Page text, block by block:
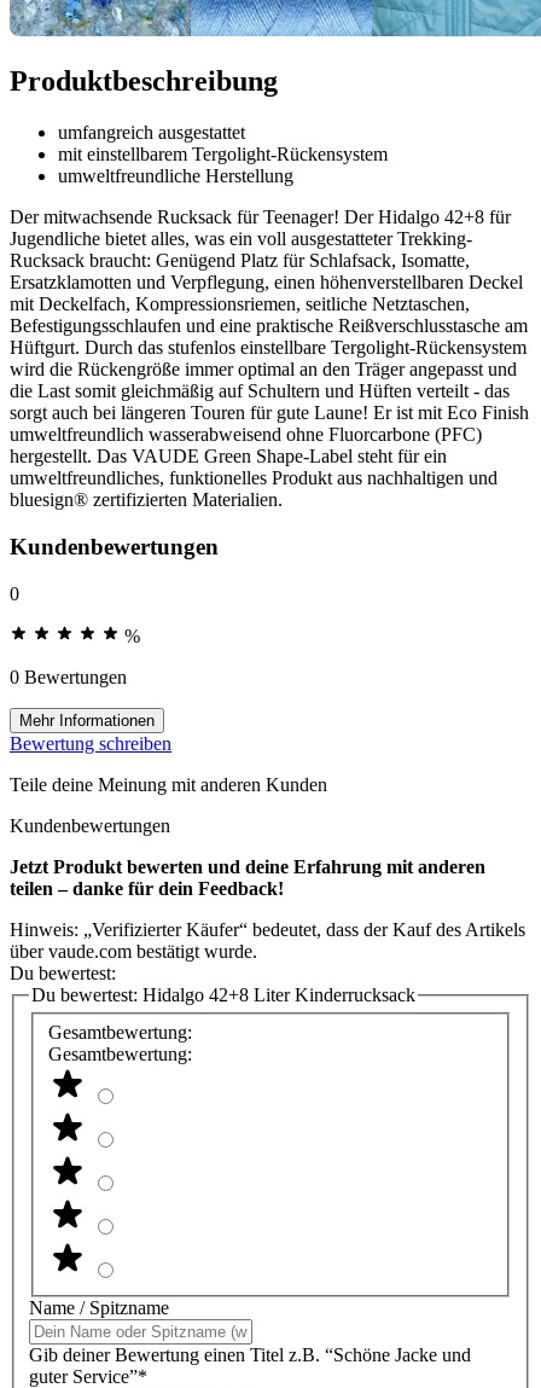
Produktbeschreibung
umfangreich ausgestattet
mit einstellbarem Tergolight-Rückensystem
umweltfreundliche Herstellung
Der mitwachsende Rucksack für Teenager! Der Hidalgo 42+8 für
Jugendliche bietet alles, was ein voll ausgestatteter Trekking-
Rucksack braucht: Genügend Platz für Schlafsack, Isomatte,
Ersatzklamotten und Verpflegung, einen höhenverstellbaren Deckel
mit Deckelfach, Kompressionsriemen, seitliche Netztaschen,
Befestigungsschlaufen und eine praktische Reißverschlusstasche am
Hüftgurt. Durch das stufenlos einstellbare Tergolight-Rückensystem
wird die Rückengröße immer optimal an den Träger angepasst und
die Last somit gleichmäßig auf Schultern und Hüften verteilt - das
sorgt auch bei längeren Touren für gute Laune! Er ist mit Eco Finish
umweltfreundlich wasserabweisend ohne Fluorcarbone (PFC)
hergestellt. Das VAUDE Green Shape-Label steht für ein
umweltfreundliches, funktionelles Produkt aus nachhaltigen und
bluesign® zertifizierten Materialien.
Kundenbewertungen
0
%
0 Bewertungen
Mehr Informationen
Bewertung schreiben
Teile deine Meinung mit anderen Kunden
Kundenbewertungen
Jetzt Produkt bewerten und deine Erfahrung mit anderen
teilen – danke für dein Feedback!
Hinweis: „Verifizierter Käufer“ bedeutet, dass der Kauf des Artikels
über vaude.com bestätigt wurde.
Du bewertest:
Du bewertest: Hidalgo 42+8 Liter Kinderrucksack
Gesamtbewertung:
Gesamtbewertung:
Name / Spitzname
Gib deiner Bewertung einen Titel z.B. “Schöne Jacke und
guter Service”*